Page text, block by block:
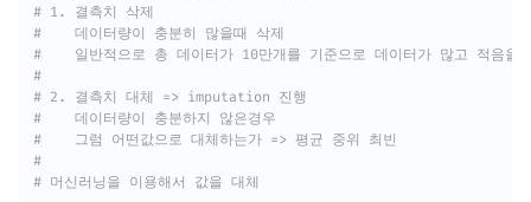
# 1. 결측치 삭제
#    데이터량이 충분히 많을때 삭제
#    일반적으로 총 데이터가 10만개를 기준으로 데이터가 많고 적음을
#
# 2. 결측치 대체 => imputation 진행
#    데이터량이 충분하지 않은경우
#    그럼 어떤값으로 대체하는가 => 평균 중위 최빈
#
# 머신러닝을 이용해서 값을 대체